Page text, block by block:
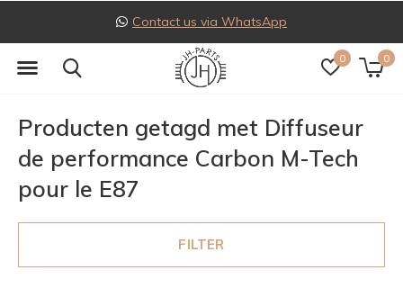
0 0
Contact us via WhatsApp
Producten getagd met Diffuseur
de performance Carbon M-Tech
pour le E87
FILTER